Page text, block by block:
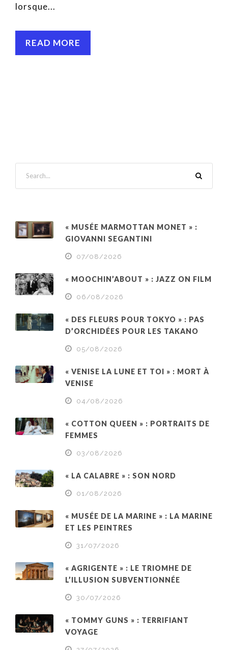
lorsque...
READ MORE
« MUSÉE MARMOTTAN MONET » :
GIOVANNI SEGANTINI
07/08/2026
« MOOCHIN’ABOUT » : JAZZ ON FILM
06/08/2026
« DES FLEURS POUR TOKYO » : PAS
D’ORCHIDÉES POUR LES TAKANO
05/08/2026
« VENISE LA LUNE ET TOI » : MORT À
VENISE
04/08/2026
« COTTON QUEEN » : PORTRAITS DE
FEMMES
03/08/2026
« LA CALABRE » : SON NORD
01/08/2026
« MUSÉE DE LA MARINE » : LA MARINE
ET LES PEINTRES
31/07/2026
« AGRIGENTE » : LE TRIOMHE DE
L’ILLUSION SUBVENTIONNÉE
30/07/2026
« TOMMY GUNS » : TERRIFIANT
VOYAGE